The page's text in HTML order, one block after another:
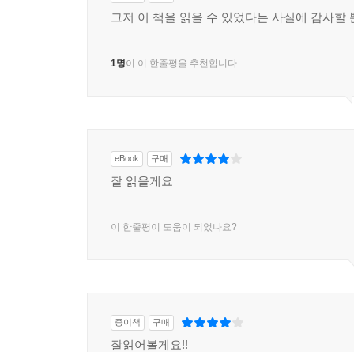
그저 이 책을 읽을 수 있었다는 사실에 감사할
1명이 이 한줄평을 추천합니다.
eBook 구매
잘 읽을게요
이 한줄평이 도움이 되었나요?
종이책 구매
잘읽어볼게요!!